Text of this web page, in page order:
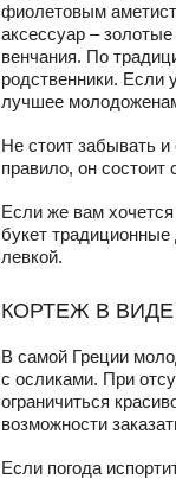
фиолетовым
аксессуар –
венчания. По
родственники. Если
лучшее
Не стоит забывать
правило, он
Если же вам
букет
левкой.
КОРТЕЖ В
В самой Греции
с осликами. При
ограничиться
возможности
Если погода